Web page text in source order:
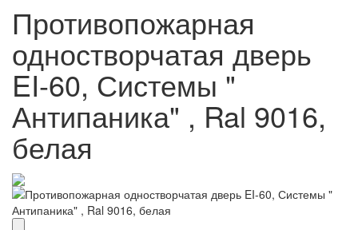
Противопожарная
одностворчатая дверь
EI-60, Системы "
Антипаника" , Ral 9016,
белая